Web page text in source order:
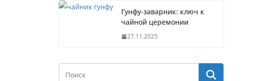
Гунфу-заварник: ключ к
чайной церемонии
27.11.2025